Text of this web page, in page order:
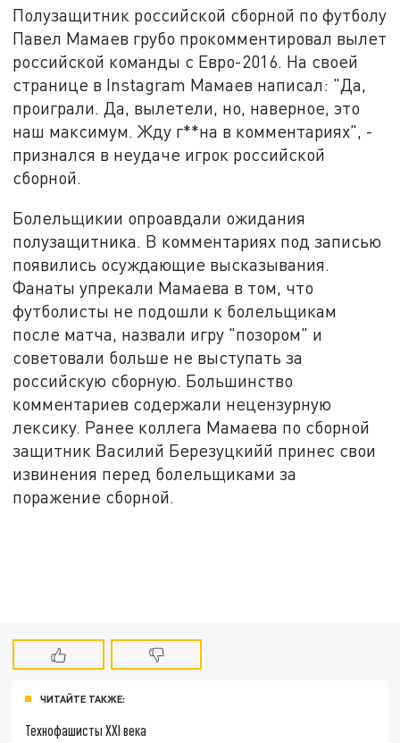
Полузащитник российской сборной по футболу
Павел Мамаев грубо прокомментировал вылет
российской команды с Евро-2016. На своей
странице в Instagram Мамаев написал: "Да,
проиграли. Да, вылетели, но, наверное, это
наш максимум. Жду г**на в комментариях", -
признался в неудаче игрок российской
сборной.
Болельщикии опроавдали ожидания
полузащитника. В комментариях под записью
появились осуждающие высказывания.
Фанаты упрекали Мамаева в том, что
футболисты не подошли к болельщикам
после матча, назвали игру "позором" и
советовали больше не выступать за
российскую сборную. Большинство
комментариев содержали нецензурную
лексику. Ранее коллега Мамаева по сборной
защитник Василий Березуцкийй принес свои
извинения перед болельщиками за
поражение сборной.
ЧИТАЙТЕ ТАКЖЕ:
Технофашисты XXI века